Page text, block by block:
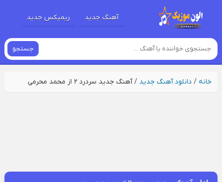
آهنگ جدید ریمیکس جدید
جستجو
خانه/ دانلود آهنگ جدید /آهنگ جدید سردرد ۲ از محمد محرمی